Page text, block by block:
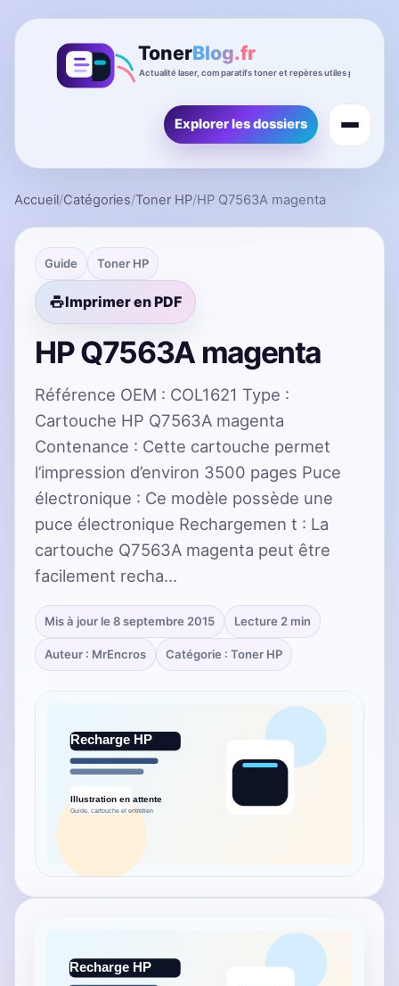
Explorer les dossiers
Accueil/Catégories/Toner HP/HP Q7563A magenta
Guide Toner HP
Imprimer en PDF
HP Q7563A magenta
Référence OEM : COL1621 Type :
Cartouche HP Q7563A magenta
Contenance : Cette cartouche permet
l’impression d’environ 3500 pages Puce
électronique : Ce modèle possède une
puce électronique Rechargemen t : La
cartouche Q7563A magenta peut être
facilement recha…
Mis à jour le 8 septembre 2015 Lecture 2 min
Auteur : MrEncros Catégorie : Toner HP